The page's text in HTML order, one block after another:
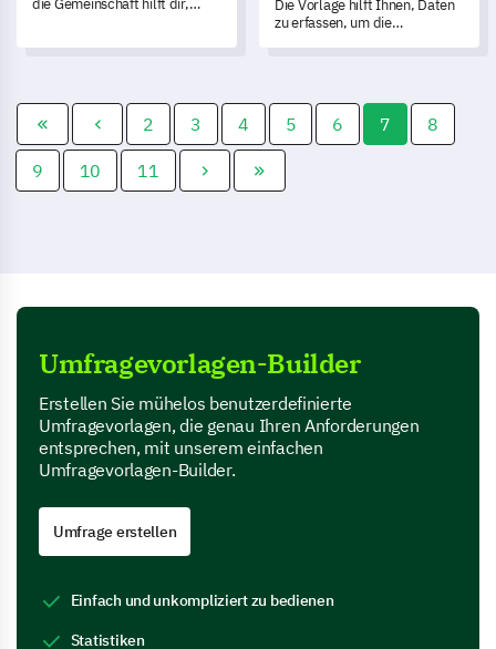
Die Vorlage hilft Ihnen, Daten
zu erfassen, um die
2 3 4 5 6 7 8
9 10 11
Umfragevorlagen-Builder
Erstellen Sie mühelos benutzerdefinierte
Umfragevorlagen, die genau Ihren Anforderungen
entsprechen, mit unserem einfachen
Umfragevorlagen-Builder.
Umfrage erstellen
Einfach und unkompliziert zu bedienen
Statistiken